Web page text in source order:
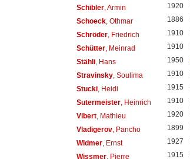
Schibler, Armin 1920
Schoeck, Othmar 1886
Schröder, Friedrich 1910
Schütter, Meinrad 1910
Stähli, Hans 1950
Stravinsky, Soulima 1910
Stucki, Heidi 1915
Sutermeister, Heinrich 1910
Vibert, Mathieu 1920
Vladigerov, Pancho 1899
Widmer, Ernst 1927
Wissmer, Pierre 1915